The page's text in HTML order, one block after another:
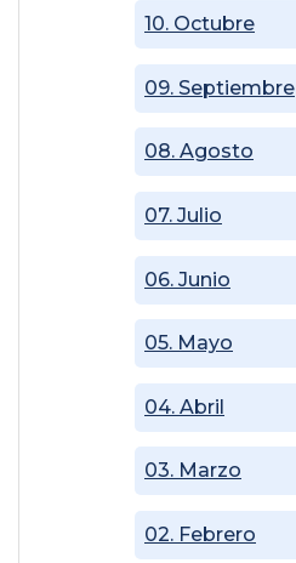
02. Febrero
03. Marzo
04. Abril
05. Mayo
06. Junio
07. Julio
08. Agosto
09. Septiembre
10. Octubre